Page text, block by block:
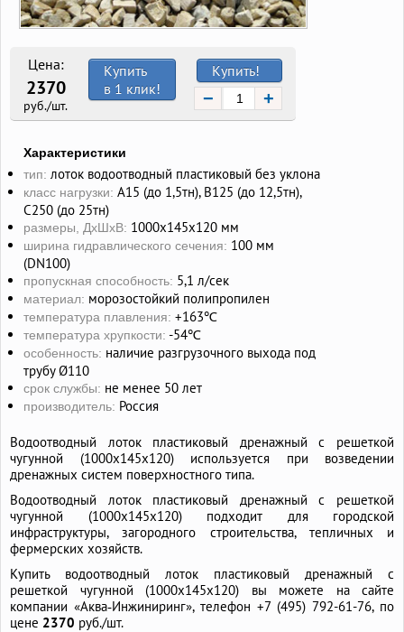
Цена:
2370
руб./шт.
Купить!
− +
Купить
в 1 клик!
Характеристики
тип: лоток водоотводный пластиковый без уклона
класс нагрузки: А15 (до 1,5тн), В125 (до 12,5тн),
С250 (до 25тн)
размеры, ДхШхВ: 1000х145х120 мм
ширина гидравлического сечения: 100 мм
(DN100)
пропускная способность: 5,1 л/сек
материал: морозостойкий полипропилен
температура плавления: +163℃
температура хрупкости: -54℃
особенность: наличие разгрузочного выхода под
трубу Ø110
срок службы: не менее 50 лет
производитель: Россия
Водоотводный лоток пластиковый дренажный с решеткой
чугунной (1000x145x120) используется при возведении
дренажных систем поверхностного типа.
Водоотводный лоток пластиковый дренажный с решеткой
чугунной (1000x145x120) подходит для городской
инфраструктуры, загородного строительства, тепличных и
фермерских хозяйств.
Купить водоотводный лоток пластиковый дренажный с
решеткой чугунной (1000x145x120) вы можете на сайте
компании «Аква‑Инжиниринг», телефон +7 (495) 792-61-76, по
цене 2370 руб./шт.